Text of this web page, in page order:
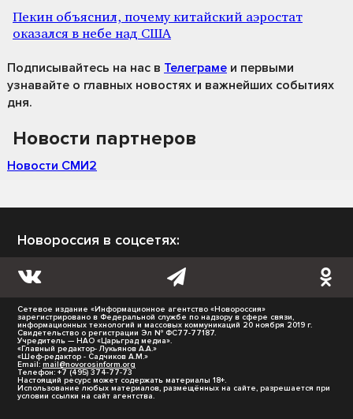
Пекин объяснил, почему китайский аэростат
оказался в небе над США
Подписывайтесь на нас в Телеграме и первыми
узнавайте о главных новостях и важнейших событиях
дня.
Новости партнеров
Новости СМИ2
Новороссия в соцсетях:
Сетевое издание «Информационное агентство «Новороссия»
зарегистрировано в Федеральной службе по надзору в сфере связи,
информационных технологий и массовых коммуникаций 20 ноября 2019 г.
Свидетельство о регистрации Эл № ФС77-77187.
Учредитель — НАО «Царьград медиа».
«Главный редактор- Лукьянов А.А.»
«Шеф-редактор - Садчиков А.М.»
Email: mail@novorosinform.org
Телефон: +7 (495) 374-77-73
Настоящий ресурс может содержать материалы 18+.
Использование любых материалов, размещённых на сайте, разрешается при
условии ссылки на сайт агентства.